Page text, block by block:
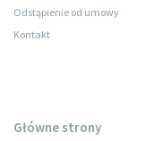
Odstąpienie od umowy
Kontakt
Główne strony